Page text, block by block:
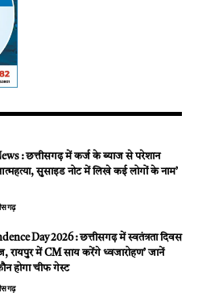
: छत्तीसगढ़ में कर्ज के ब्याज से परेशान
सुसाइड नोट में लिखे कई लोगों के नाम’
Day 2026 : छत्तीसगढ़ में स्वतंत्रता दिवस
रायपुर में CM साय करेंगे ध्वजारोहण’ जानें
होगा चीफ गेस्ट